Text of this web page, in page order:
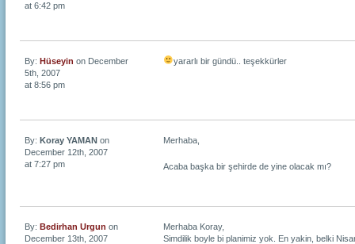
at 6:42 pm
yararlı bir gündü.. teşekkürler
By: Hüseyin on December
5th, 2007
at 8:56 pm
Merhaba,
Acaba başka bir şehirde de yine olacak mı?
By: Koray YAMAN on
December 12th, 2007
at 7:27 pm
Merhaba Koray,
Simdilik boyle bi planimiz yok. En yakin, belki
By: Bedirhan Urgun on
December 13th, 2007